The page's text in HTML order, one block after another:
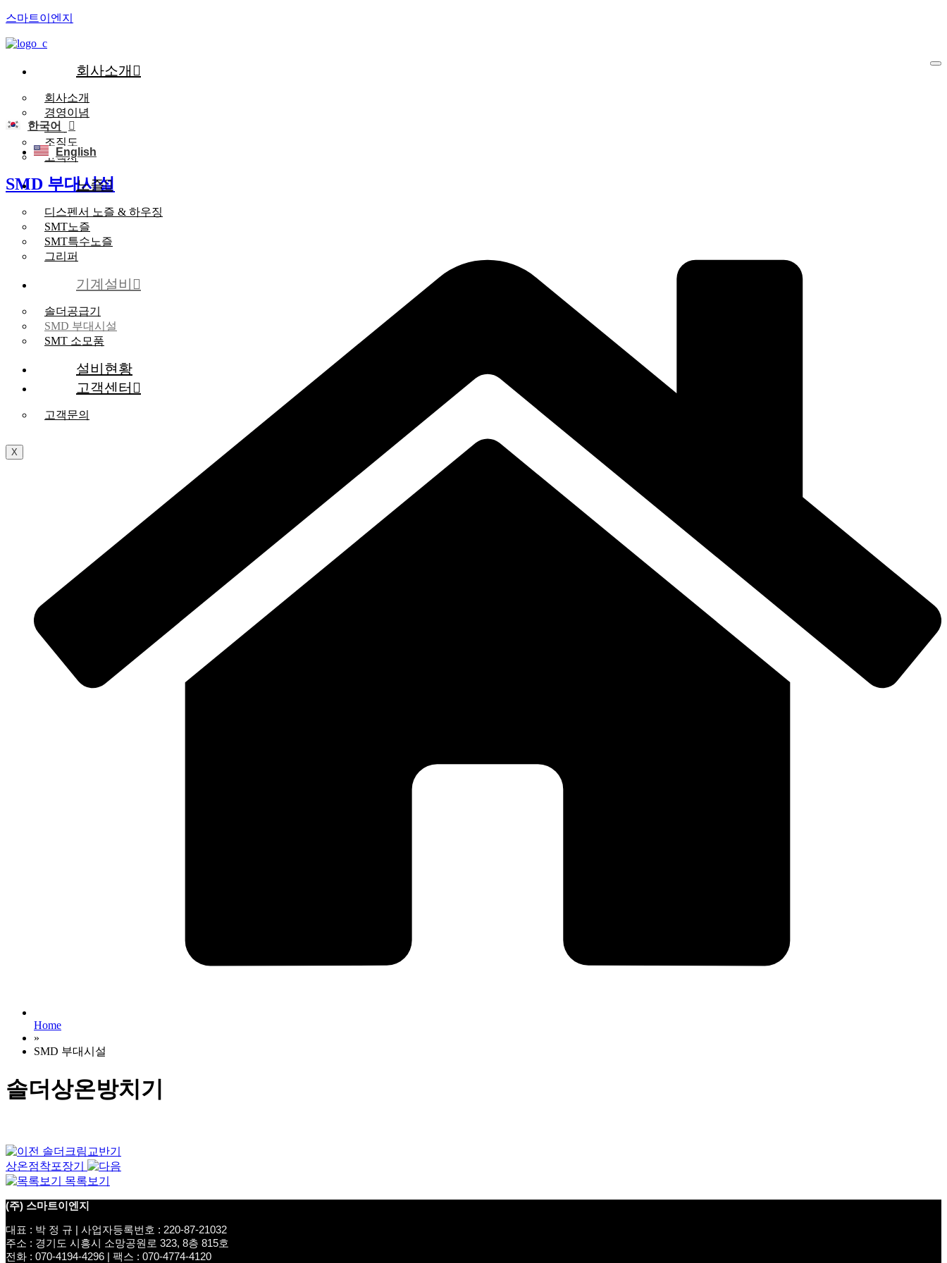
스마트이엔지
회사소개
회사소개
경영이념
연혁
조직도
고객사
노즐
디스펜서 노즐 & 하우징
SMT노즐
SMT특수노즐
그리퍼
기계설비
솔더공급기
SMD 부대시설
SMT 소모품
설비현황
고객센터
고객문의
X
한국어
English
SMD 부대시설
Home
»
SMD 부대시설
솔더상온방치기
솔더크림교반기
상온점착포장기
목록보기
(주) 스마트이엔지
대표 : 박 정 규 | 사업자등록번호 : 220-87-21032
주소 : 경기도 시흥시 소망공원로 323, 8층 815호
전화 : 070-4194-4296 | 팩스 : 070-4774-4120